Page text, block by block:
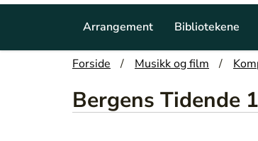
Arrangement Bibliotekene
D
e
r
Forside Musikk og film
Bergens Tidende